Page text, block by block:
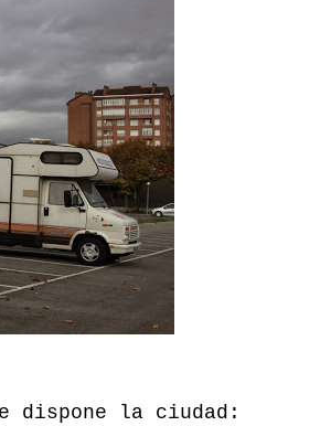
dispone la ciudad: